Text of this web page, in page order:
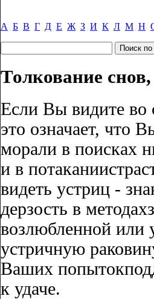
А Б В Г Д Е Ж З И К Л М Н
Толкование
Если Вы видите во
это означает, что
морали в поисках
и в
видеть устриц -
дерзость в
возлюбленной или
устричную
Ваших
к удаче.